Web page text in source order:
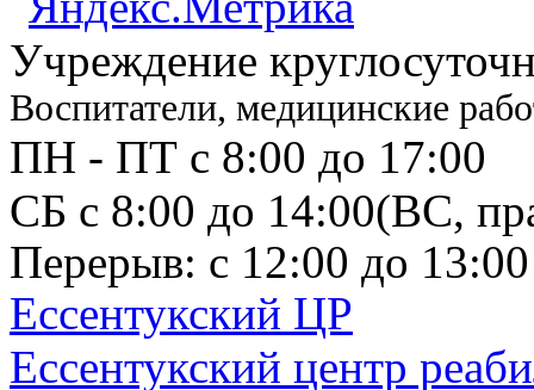
Учреждение
Воспитатели, медицинские
ПН - ПТ с 8:00 до 17:00
СБ с 8:00 до 14:00(ВС,
Перерыв: с 12:00 до 13:00
Ессентукский ЦР
Ессентукский центр